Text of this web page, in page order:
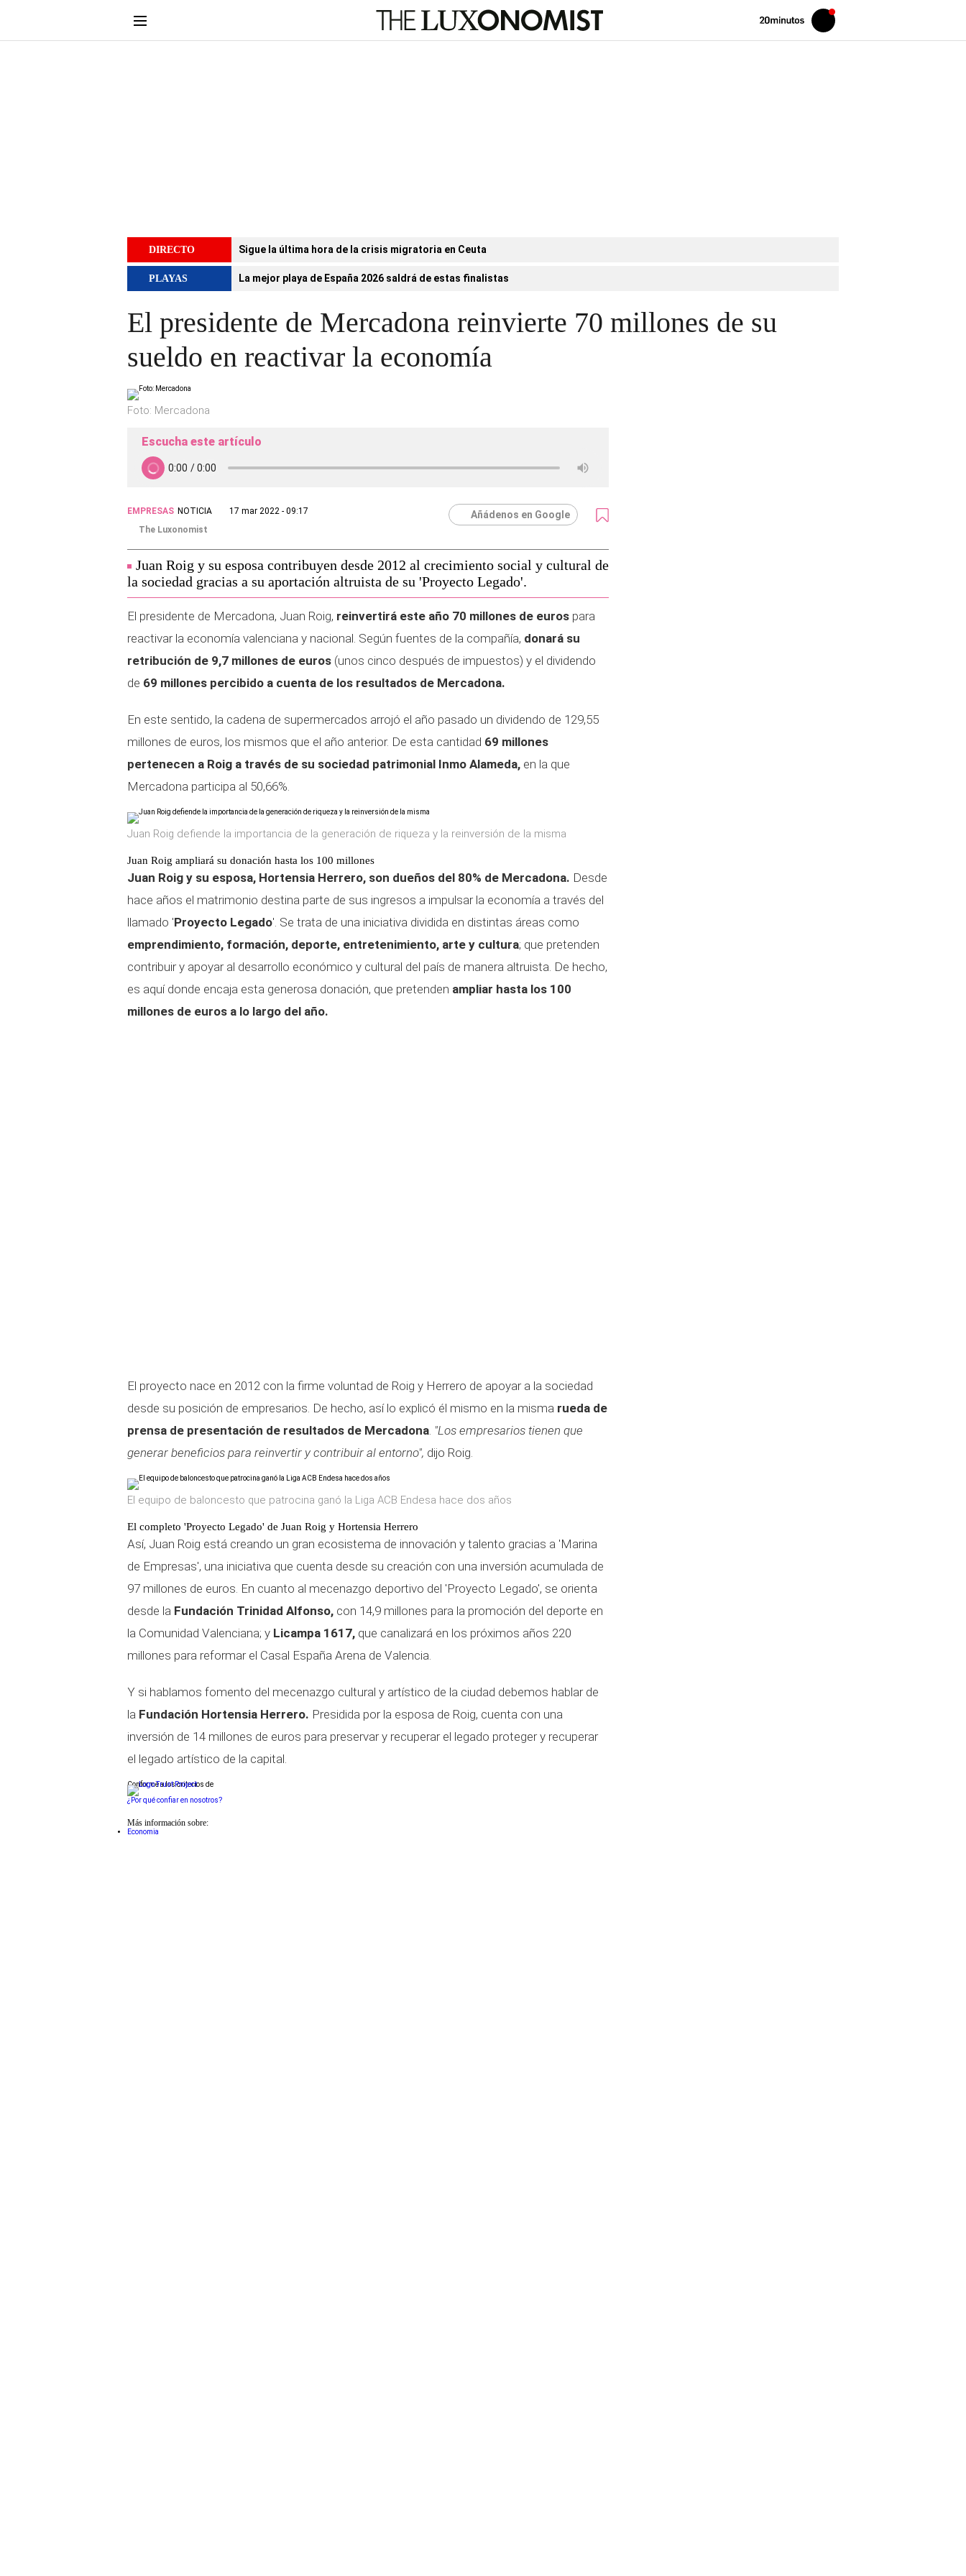
Volver
Iniciar
sesión
DIRECTO Sigue la última hora de la crisis migratoria en Ceuta
PLAYAS La mejor playa de España 2026 saldrá de estas finalistas
El presidente de Mercadona reinvierte 70 millones de su
sueldo en reactivar la economía
Foto: Mercadona
Escucha este artículo
EMPRESAS NOTICIA
17 mar 2022 - 09:17
The Luxonomist
Añádenos en Google
Juan Roig y su esposa contribuyen desde 2012 al crecimiento social y cultural de
la sociedad gracias a su aportación altruista de su 'Proyecto Legado'.
El presidente de Mercadona, Juan Roig, reinvertirá este año 70 millones de euros para
reactivar la economía valenciana y nacional. Según fuentes de la compañía, donará su
retribución de 9,7 millones de euros (unos cinco después de impuestos) y el dividendo
de 69 millones percibido a cuenta de los resultados de Mercadona.
En este sentido, la cadena de supermercados arrojó el año pasado un dividendo de 129,55
millones de euros, los mismos que el año anterior. De esta cantidad 69 millones
pertenecen a Roig a través de su sociedad patrimonial Inmo Alameda, en la que
Mercadona participa al 50,66%.
Juan Roig defiende la importancia de la generación de riqueza y la reinversión de la misma
Juan Roig ampliará su donación hasta los 100 millones
Juan Roig y su esposa, Hortensia Herrero, son dueños del 80% de Mercadona. Desde
hace años el matrimonio destina parte de sus ingresos a impulsar la economía a través del
llamado 'Proyecto Legado'. Se trata de una iniciativa dividida en distintas áreas como
emprendimiento, formación, deporte, entretenimiento, arte y cultura; que pretenden
contribuir y apoyar al desarrollo económico y cultural del país de manera altruista. De hecho,
es aquí donde encaja esta generosa donación, que pretenden ampliar hasta los 100
millones de euros a lo largo del año.
El proyecto nace en 2012 con la firme voluntad de Roig y Herrero de apoyar a la sociedad
desde su posición de empresarios. De hecho, así lo explicó él mismo en la misma rueda de
prensa de presentación de resultados de Mercadona. "Los empresarios tienen que
generar beneficios para reinvertir y contribuir al entorno", dijo Roig.
El equipo de baloncesto que patrocina ganó la Liga ACB Endesa hace dos años
El completo 'Proyecto Legado' de Juan Roig y Hortensia Herrero
Así, Juan Roig está creando un gran ecosistema de innovación y talento gracias a 'Marina
de Empresas', una iniciativa que cuenta desde su creación con una inversión acumulada de
97 millones de euros. En cuanto al mecenazgo deportivo del 'Proyecto Legado', se orienta
desde la Fundación Trinidad Alfonso, con 14,9 millones para la promoción del deporte en
la Comunidad Valenciana; y Licampa 1617, que canalizará en los próximos años 220
millones para reformar el Casal España Arena de Valencia.
Y si hablamos fomento del mecenazgo cultural y artístico de la ciudad debemos hablar de
la Fundación Hortensia Herrero. Presidida por la esposa de Roig, cuenta con una
inversión de 14 millones de euros para preservar y recuperar el legado proteger y recuperar
el legado artístico de la capital.
Conforme a los criterios de
¿Por qué confiar en nosotros?
Más información sobre:
Economia